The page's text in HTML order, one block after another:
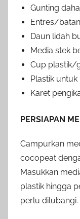
Gunting
Entres/
Daun lidah
Media stek
Cup plastik/
Plastik
Karet
PERSIAPAN
Campurkan
cocopeat
Masukkan
plastik hingga
perlu dilubangi.